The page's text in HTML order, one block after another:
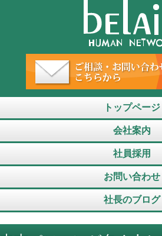
トップページ
会社案内
社員採用
お問い合わせ
社長のブログ